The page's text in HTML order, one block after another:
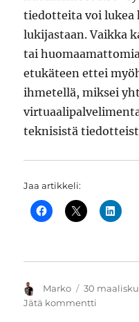
tiedotteita voi lukea
lukijastaan. Vaikka
tai
etukäteen ettei
ihmetellä, miksei
teknisistä
Jaa artikkeli:
Kirjoittaja
Marko Julkaistu
30
Jätä kommentti